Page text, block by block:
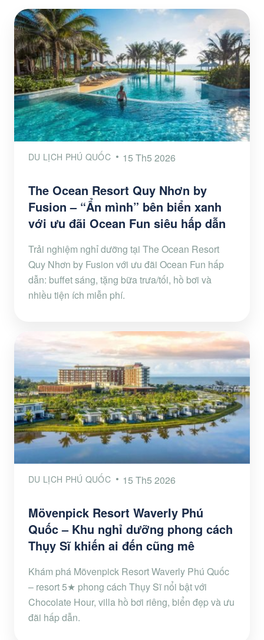
DU LỊCH PHÚ QUỐC 15 Th5 2026
The Ocean Resort Quy Nhơn by
Fusion – “Ẩn mình” bên biển xanh
với ưu đãi Ocean Fun siêu hấp dẫn
Trải nghiệm nghỉ dưỡng tại The Ocean Resort
Quy Nhơn by Fusion với ưu đãi Ocean Fun hấp
dẫn: buffet sáng, tặng bữa trưa/tối, hồ bơi và
nhiều tiện ích miễn phí.
DU LỊCH PHÚ QUỐC 15 Th5 2026
Mövenpick Resort Waverly Phú
Quốc – Khu nghỉ dưỡng phong cách
Thụy Sĩ khiến ai đến cũng mê
Khám phá Mövenpick Resort Waverly Phú Quốc
– resort 5★ phong cách Thụy Sĩ nổi bật với
Chocolate Hour, villa hồ bơi riêng, biển đẹp và ưu
đãi hấp dẫn.